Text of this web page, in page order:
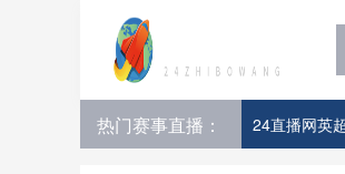
热门赛事直播： 24直播网英超